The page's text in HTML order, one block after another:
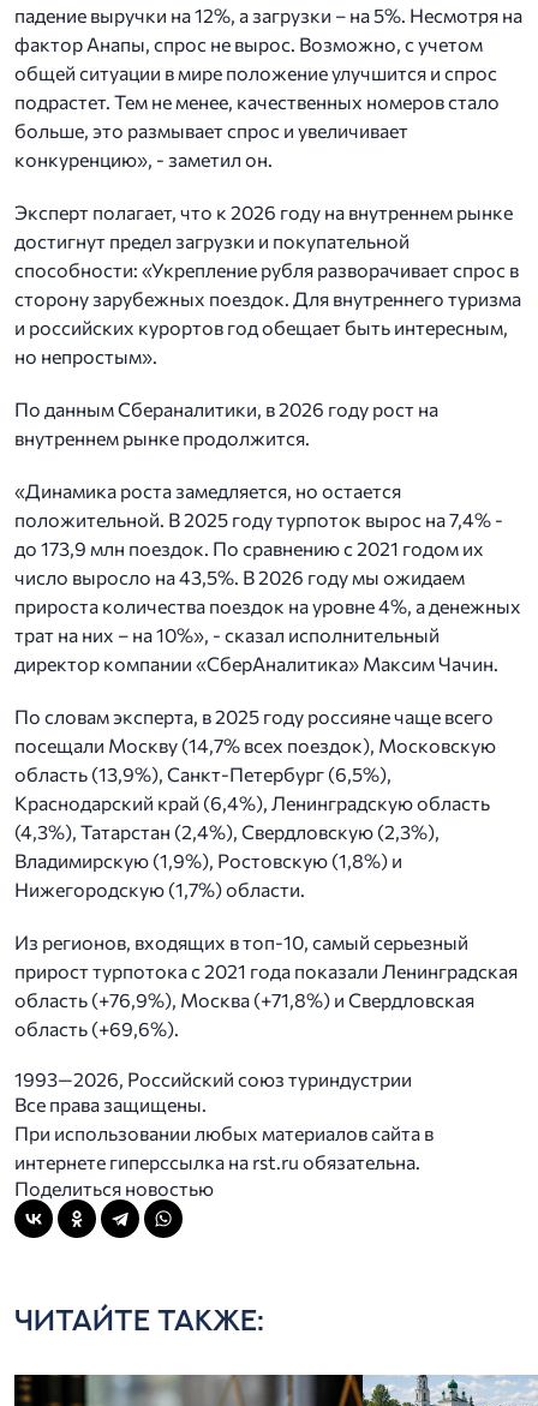
падение выручки на 12%, а загрузки – на 5%. Несмотря на
фактор Анапы, спрос не вырос. Возможно, с учетом
общей ситуации в мире положение улучшится и спрос
подрастет. Тем не менее, качественных номеров стало
больше, это размывает спрос и увеличивает
конкуренцию», - заметил он.
Эксперт полагает, что к 2026 году на внутреннем рынке
достигнут предел загрузки и покупательной
способности: «Укрепление рубля разворачивает спрос в
сторону зарубежных поездок. Для внутреннего туризма
и российских курортов год обещает быть интересным,
но непростым».
По данным Сбераналитики, в 2026 году рост на
внутреннем рынке продолжится.
«Динамика роста замедляется, но остается
положительной. В 2025 году турпоток вырос на 7,4% -
до 173,9 млн поездок. По сравнению с 2021 годом их
число выросло на 43,5%. В 2026 году мы ожидаем
прироста количества поездок на уровне 4%, а денежных
трат на них – на 10%», - сказал исполнительный
директор компании «СберАналитика» Максим Чачин.
По словам эксперта, в 2025 году россияне чаще всего
посещали Москву (14,7% всех поездок), Московскую
область (13,9%), Санкт-Петербург (6,5%),
Краснодарский край (6,4%), Ленинградскую область
(4,3%), Татарстан (2,4%), Свердловскую (2,3%),
Владимирскую (1,9%), Ростовскую (1,8%) и
Нижегородскую (1,7%) области.
Из регионов, входящих в топ-10, самый серьезный
прирост турпотока c 2021 года показали Ленинградская
область (+76,9%), Москва (+71,8%) и Свердловская
область (+69,6%).
1993—2026, Российский союз туриндустрии
Все права защищены.
При использовании любых материалов сайта в
интернете гиперссылка на rst.ru обязательна.
Поделиться новостью
ЧИТАЙТЕ ТАКЖЕ: